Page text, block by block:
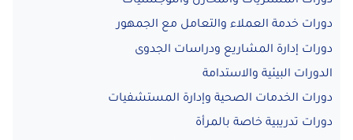
دورات خدمة العملاء والتعامل مع الجمهور
دورات إدارة المشاريع ودراسات الجدوى
الدورات البيئية والاستدامة
دورات الخدمات الصحية وإدارة المستشفيات
دورات تدريبية خاصة بالمرأة